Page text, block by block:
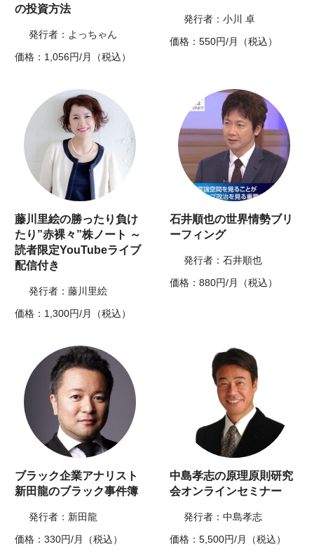
の投資方法
発行者：よっちゃん
価格：1,056円/月（税込）
発行者：小川 卓
価格：550円/月（税込）
藤川里絵の勝ったり負け
たり”赤裸々”株ノート ～
読者限定YouTubeライブ
配信付き
発行者：藤川里絵
価格：1,300円/月（税込）
石井順也の世界情勢ブリ
ーフィング
発行者：石井順也
価格：880円/月（税込）
ブラック企業アナリスト
新田龍のブラック事件簿
発行者：新田龍
価格：330円/月（税込）
中島孝志の原理原則研究
会オンラインセミナー
発行者：中島孝志
価格：5,500円/月（税込）